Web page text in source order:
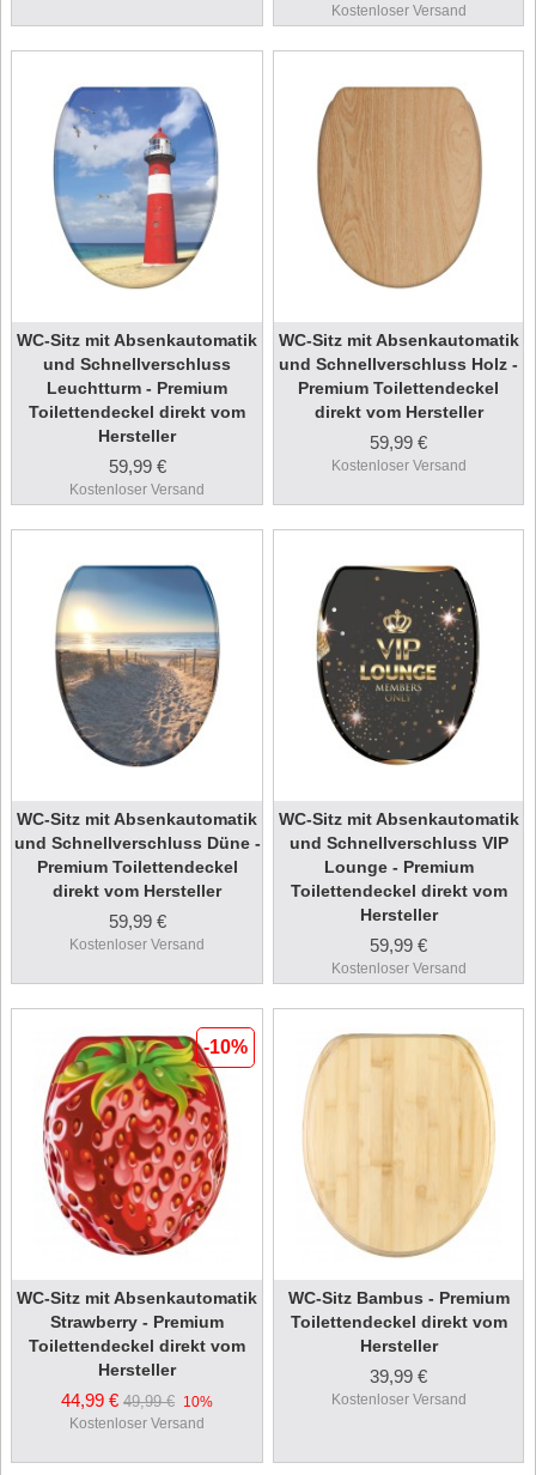
Kostenloser Versand
WC-Sitz mit Absenkautomatik
und Schnellverschluss
Leuchtturm - Premium
Toilettendeckel direkt vom
Hersteller
59,99 €
Kostenloser Versand
WC-Sitz mit Absenkautomatik
und Schnellverschluss Holz -
Premium Toilettendeckel
direkt vom Hersteller
59,99 €
Kostenloser Versand
WC-Sitz mit Absenkautomatik
und Schnellverschluss Düne -
Premium Toilettendeckel
direkt vom Hersteller
59,99 €
Kostenloser Versand
WC-Sitz mit Absenkautomatik
und Schnellverschluss VIP
Lounge - Premium
Toilettendeckel direkt vom
Hersteller
59,99 €
Kostenloser Versand
-10%
WC-Sitz mit Absenkautomatik
Strawberry - Premium
Toilettendeckel direkt vom
Hersteller
44,99 €49,99 € 10%
Kostenloser Versand
WC-Sitz Bambus - Premium
Toilettendeckel direkt vom
Hersteller
39,99 €
Kostenloser Versand